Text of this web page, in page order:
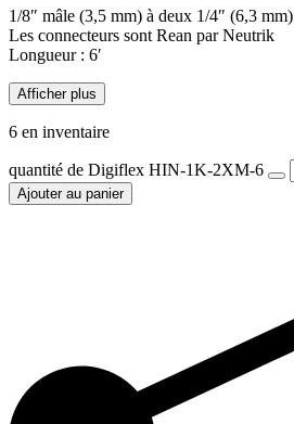
1/8″ mâle (3,5 mm) à deux 1/4″ (6,3 mm)
Les connecteurs sont Rean par Neutrik
Longueur : 6′
Afficher plus
6 en inventaire
quantité de Digiflex HIN-1K-2XM-6
Ajouter au panier